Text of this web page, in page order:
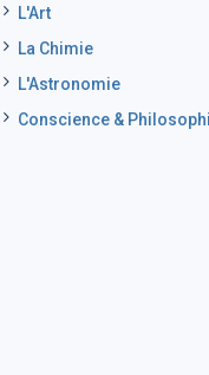
L'Art
La Chimie
L'Astronomie
Conscience &